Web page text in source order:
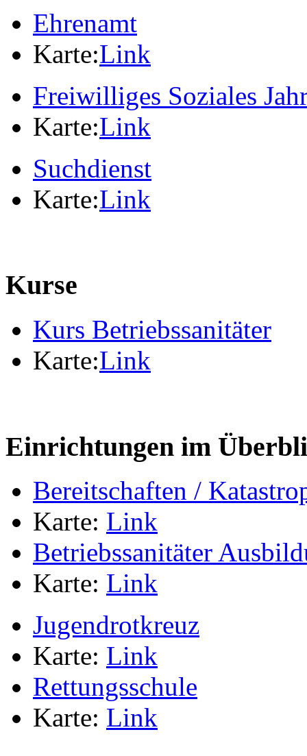
Ehrenamt
Karte:Link
Freiwilliges Soziales
Karte:Link
Suchdienst
Karte:Link
Kurse
Kurs Betriebssanitäter
Karte:Link
Einrichtungen im
Bereitschaften /
Karte: Link
Betriebssanitäter
Karte: Link
Jugendrotkreuz
Karte: Link
Rettungsschule
Karte: Link